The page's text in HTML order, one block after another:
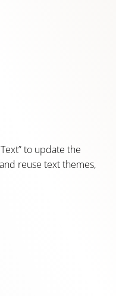
to update the
reuse text themes,